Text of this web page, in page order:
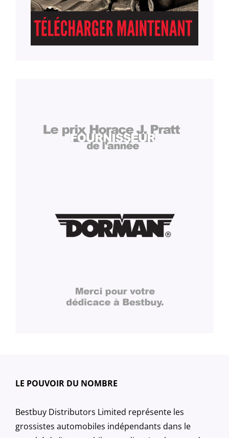
LE POUVOIR DU NOMBRE
Bestbuy Distributors Limited représente les
grossistes automobiles indépendants dans le